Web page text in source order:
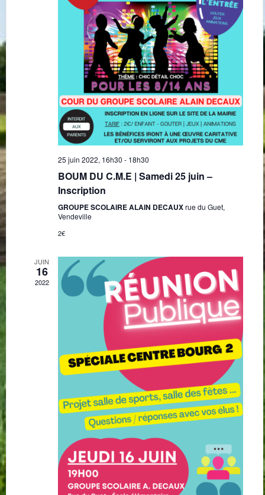
25 juin 2022, 16h30 - 18h30
BOUM DU C.M.E | Samedi 25 juin –
Inscription
GROUPE SCOLAIRE ALAIN DECAUXrue du Guet,
Vendeville
2€
JUIN
16
2022